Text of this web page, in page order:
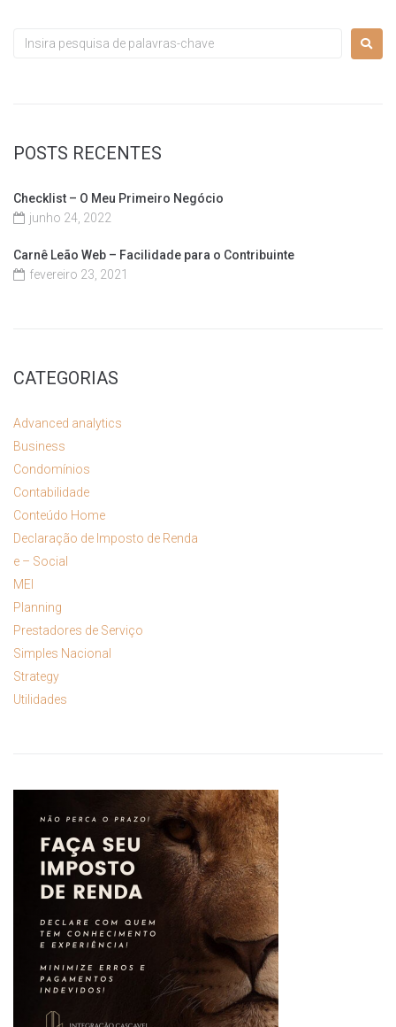
POSTS RECENTES
Checklist – O Meu Primeiro Negócio
junho 24, 2022
Carnê Leão Web – Facilidade para o Contribuinte
fevereiro 23, 2021
CATEGORIAS
Advanced analytics
Business
Condomínios
Contabilidade
Conteúdo Home
Declaração de Imposto de Renda
e – Social
MEI
Planning
Prestadores de Serviço
Simples Nacional
Strategy
Utilidades